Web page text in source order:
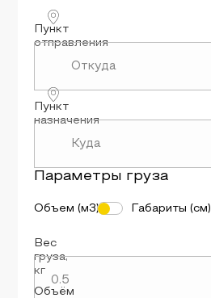
Пункт
отправления
Пункт
назначения
Параметры груза
Объем (м3) Габариты (см)
Вес
груза,
кг
Объём